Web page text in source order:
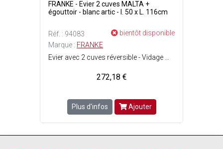
FRANKE - Evier 2 cuves MALTA +
égouttoir - blanc artic - l. 50 x L. 116cm
Réf. : 94083
bientôt disponible
Marque : FRANKE
272,18 €
Plus d'infos Ajouter